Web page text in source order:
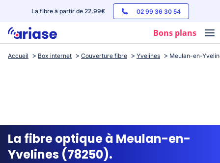
La fibre à partir de 22,99€ 02 99 36 30 54
Bons plans
Box internet
Streaming
Accueil Box internet Couverture fibre Yvelines Meulan-en-
La fibre optique à Meulan-en-
Yvelines (78250).